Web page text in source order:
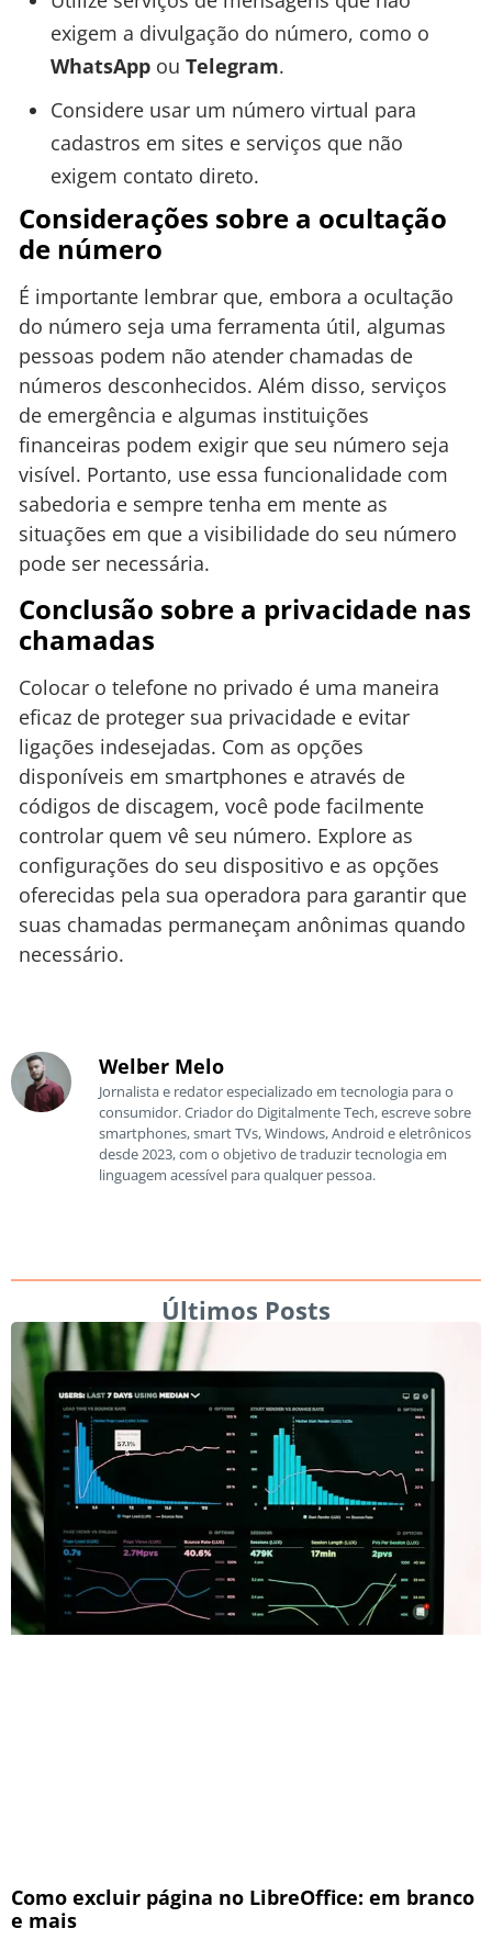
exigem a divulgação do número, como o
WhatsAppou Telegram.
Considere usar um número virtual para
cadastros em sites e serviços que não
exigem contato direto.
Considerações sobre a ocultação
de número
É importante lembrar que, embora a ocultação
do número seja uma ferramenta útil, algumas
pessoas podem não atender chamadas de
números desconhecidos. Além disso, serviços
de emergência e algumas instituições
financeiras podem exigir que seu número seja
visível. Portanto, use essa funcionalidade com
sabedoria e sempre tenha em mente as
situações em que a visibilidade do seu número
pode ser necessária.
Conclusão sobre a privacidade nas
chamadas
Colocar o telefone no privado é uma maneira
eficaz de proteger sua privacidade e evitar
ligações indesejadas. Com as opções
disponíveis em smartphones e através de
códigos de discagem, você pode facilmente
controlar quem vê seu número. Explore as
configurações do seu dispositivo e as opções
oferecidas pela sua operadora para garantir que
suas chamadas permaneçam anônimas quando
necessário.
Welber Melo
Jornalista e redator especializado em tecnologia para o
consumidor. Criador do Digitalmente Tech, escreve sobre
smartphones, smart TVs, Windows, Android e eletrônicos
desde 2023, com o objetivo de traduzir tecnologia em
linguagem acessível para qualquer pessoa.
Últimos Posts
Como excluir página no LibreOffice: em branco
e mais